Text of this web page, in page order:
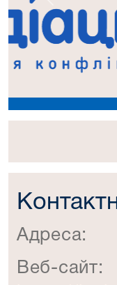
Адреса:
Веб-сайт: